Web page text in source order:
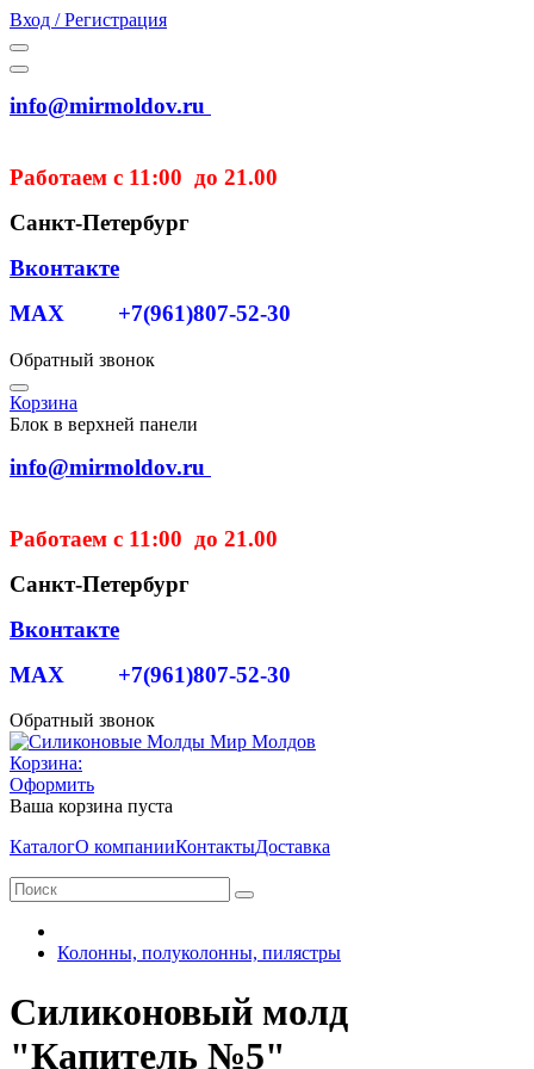
Вход / Регистрация
info@mirmoldov.ru
Работаем с 11:00 до 21.00
Санкт-Петербург
Вконтакте
MAX +7(961)807-52-30
Обратный звонок
Корзина
Блок в верхней панели
info@mirmoldov.ru
Работаем с 11:00 до 21.00
Санкт-Петербург
Вконтакте
MAX +7(961)807-52-30
Обратный звонок
Корзина:
Оформить
Ваша корзина пуста
КаталогО компанииКонтактыДоставка
Колонны, полуколонны, пилястры
Силиконовый молд
"Капитель №5"